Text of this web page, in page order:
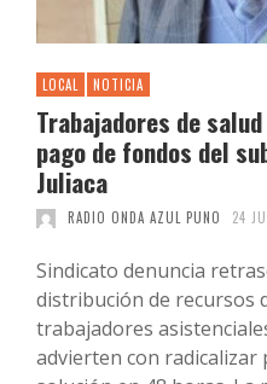
LOCAL NOTICIA
Trabajadores de
pago de fondos del
Juliaca
RADIO ONDA AZUL PUNO 24
Sindicato denuncia
distribución de recursos
trabajadores
advierten con